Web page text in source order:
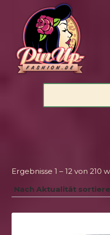
springen
Ergebnisse 1 – 12 von 210